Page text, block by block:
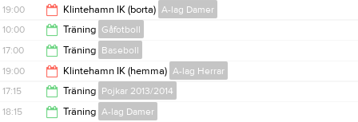
18:30
20:00
19:00 Klintehamn IK (borta) A-lag Damer
21:00
10:00 Träning Gåfotboll
11:15
17:00 Träning Baseboll
18:00
19:00 Klintehamn IK (hemma) A-lag Herrar
21:00
17:15 Träning Pojkar 2013/2014
18:15 Träning A-lag Damer